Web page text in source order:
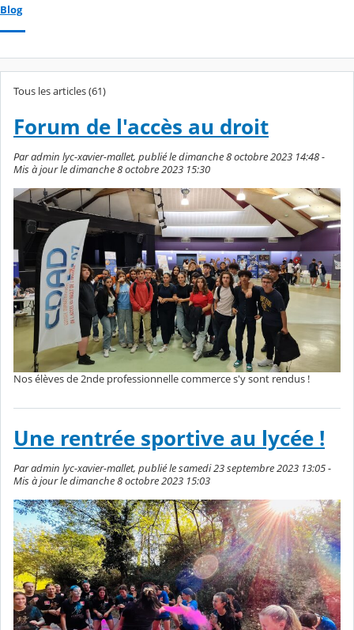
Blog
Tous les articles (61)
Forum de l'accès au droit
Par admin lyc-xavier-mallet, publié le dimanche 8 octobre 2023 14:48 -
Mis à jour le dimanche 8 octobre 2023 15:30
Nos élèves de 2nde professionnelle commerce s'y sont rendus !
Une rentrée sportive au lycée !
Par admin lyc-xavier-mallet, publié le samedi 23 septembre 2023 13:05 -
Mis à jour le dimanche 8 octobre 2023 15:03